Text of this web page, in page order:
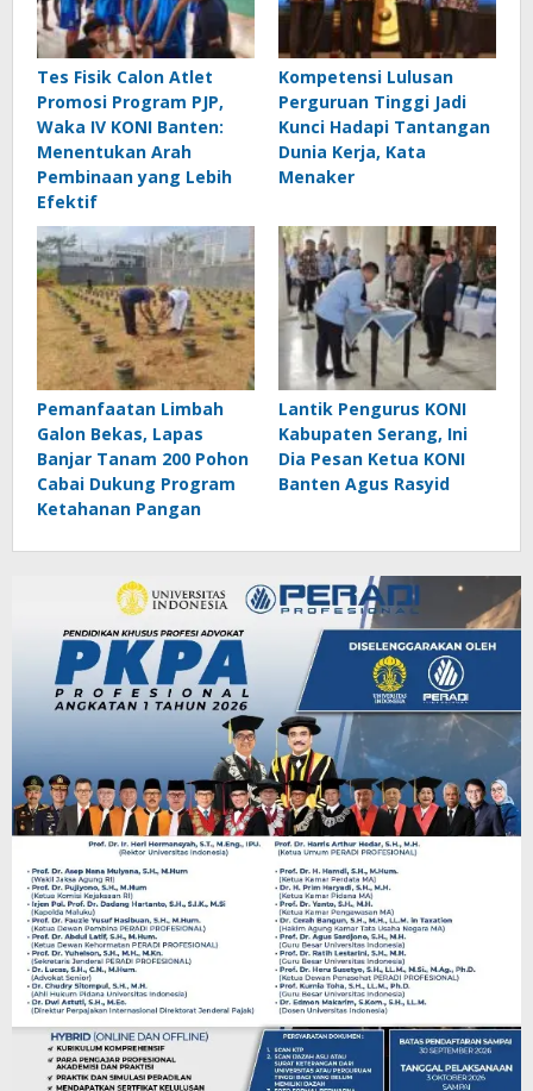
Tes Fisik Calon Atlet
Promosi Program PJP,
Waka IV KONI Banten:
Menentukan Arah
Pembinaan yang Lebih
Efektif
Kompetensi Lulusan
Perguruan Tinggi Jadi
Kunci Hadapi Tantangan
Dunia Kerja, Kata
Menaker
Pemanfaatan Limbah
Galon Bekas, Lapas
Banjar Tanam 200 Pohon
Cabai Dukung Program
Ketahanan Pangan
Lantik Pengurus KONI
Kabupaten Serang, Ini
Dia Pesan Ketua KONI
Banten Agus Rasyid